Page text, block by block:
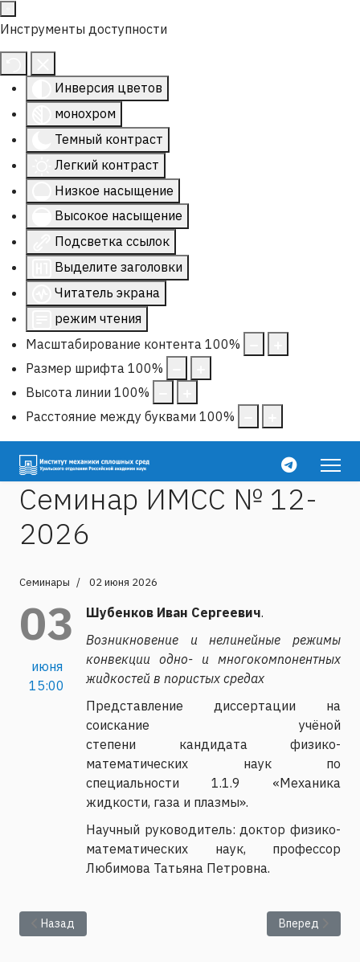
Инструменты доступности
Инверсия цветов
монохром
Темный контраст
Легкий контраст
Низкое насыщение
Высокое насыщение
Подсветка ссылок
Выделите заголовки
Читатель экрана
режим чтения
Масштабирование контента 100%
Размер шрифта 100%
Высота линии 100%
Расстояние между буквами 100%
Семинар ИМСС № 12-
2026
Семинары 02 июня 2026
03
июня
15:00
Шубенков Иван Сергеевич.
Возникновение и нелинейные режимы
конвекции одно- и многокомпонентных
жидкостей в пористых средах
Представление диссертации на
соискание учёной
степени кандидата физико-
математических наук по
специальности 1.1.9 «Механика
жидкости, газа и плазмы».
Научный руководитель: доктор физико-
математических наук, профессор
Любимова Татьяна Петровна.
Предыдущий: Семинар ИМСС № 13-2026
Назад Следующий:
Вперед